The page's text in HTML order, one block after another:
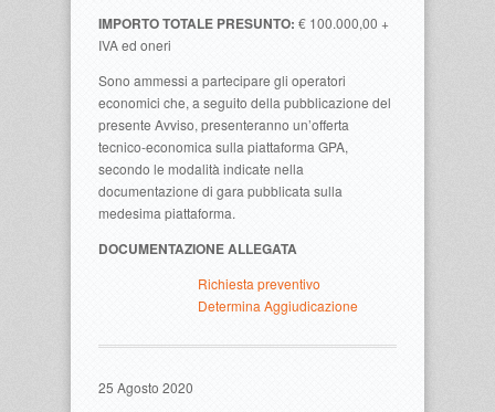
IMPORTO TOTALE PRESUNTO: € 100.000,00 +
IVA ed oneri
Sono ammessi a partecipare gli operatori
economici che, a seguito della pubblicazione del
presente Avviso, presenteranno un’offerta
tecnico-economica sulla piattaforma GPA,
secondo le modalità indicate nella
documentazione di gara pubblicata sulla
medesima piattaforma.
DOCUMENTAZIONE ALLEGATA
Richiesta preventivo
Determina Aggiudicazione
25 Agosto 2020